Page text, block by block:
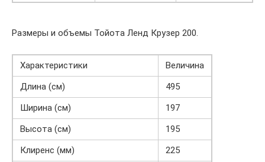
Размеры и объемы Тойота Ленд Крузер 200.
Характеристики
Величина
Длина (см)
495
Ширина (см)
197
Высота (см)
195
Клиренс (мм)
225